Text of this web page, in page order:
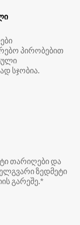
პირობებით
სჯობია.
თარიღები და
ზედმეტი
გარეშე.*